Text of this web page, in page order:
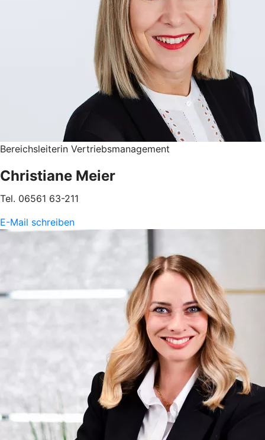
Bereichsleiterin Vertriebsmanagement
Christiane Meier
Tel. 06561 63-211
E-Mail schreiben